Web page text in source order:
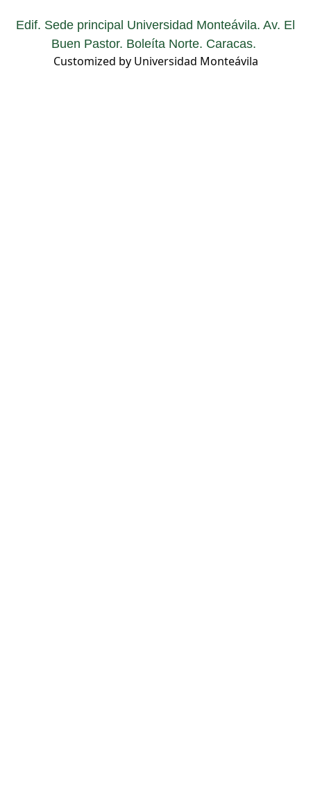
Edif. Sede principal Universidad Monteávila. Av. El
Buen Pastor. Boleíta Norte. Caracas.
Customized by Universidad Monteávila